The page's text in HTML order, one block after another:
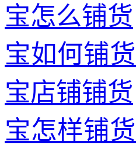
宝怎么铺货
宝如何铺货
宝店铺铺货
宝怎样铺货